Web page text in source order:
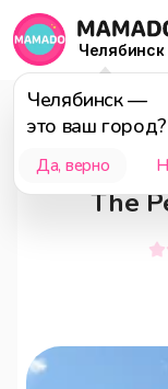
Челябинск
Челябинск—
это ваш город?
Да, верно
The